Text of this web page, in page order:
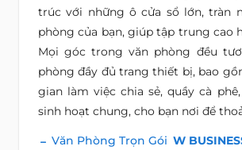
trúc với những ô cửa sổ lớn, tràn
phòng của bạn, giúp tập trung cao
Mọi góc trong văn phòng đều
phòng đầy đủ trang thiết bị, bao
gian làm việc chia sẻ, quầy cà
sinh hoạt chung, cho bạn nơi để
Văn Phòng Trọn Gói W